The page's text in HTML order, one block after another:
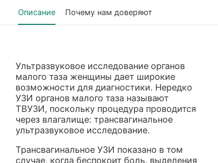
Описание Почему нам доверяют
Ультразвуковое исследование органов
малого таза женщины дает широкие
возможности для диагностики. Нередко
УЗИ органов малого таза называют
ТВУЗИ, поскольку процедура проводится
через влагалище: трансвагинальное
ультразвуковое исследование.
Трансвагинальное УЗИ показано в том
случае, когда беспокоит боль, выделения